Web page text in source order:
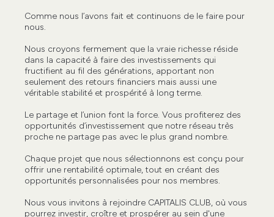
Comme nous l’avons fait et continuons de le faire pour
nous.
Nous croyons fermement que la vraie richesse réside
dans la capacité à faire des investissements qui
fructifient au fil des générations, apportant non
seulement des retours financiers mais aussi une
véritable stabilité et prospérité à long terme.
Le partage et l’union font la force. Vous profiterez des
opportunités d’investissement que notre réseau très
proche ne partage pas avec le plus grand nombre.
Chaque projet que nous sélectionnons est conçu pour
offrir une rentabilité optimale, tout en créant des
opportunités personnalisées pour nos membres.
Nous vous invitons à rejoindre CAPITALIS CLUB, où vous
pourrez investir, croître et prospérer au sein d'une